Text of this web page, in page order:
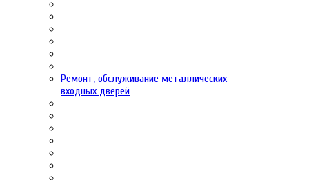
Ремонт, обслуживание металлических
входных дверей